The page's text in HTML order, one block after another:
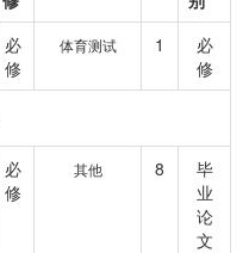
必
修
体育测试 1
必
修
必
修
其他 8
毕
业
论
文